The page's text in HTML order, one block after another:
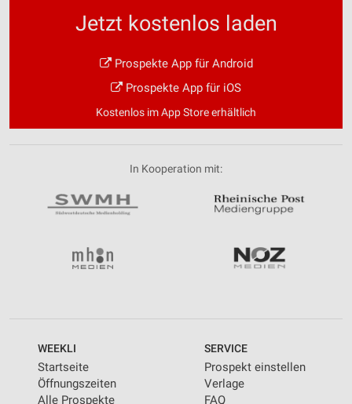
Jetzt kostenlos laden
Prospekte App für Android
Prospekte App für iOS
Kostenlos im App Store erhältlich
In Kooperation mit:
WEEKLI
Startseite
Öffnungszeiten
Alle Prospekte
SERVICE
Prospekt einstellen
Verlage
FAQ